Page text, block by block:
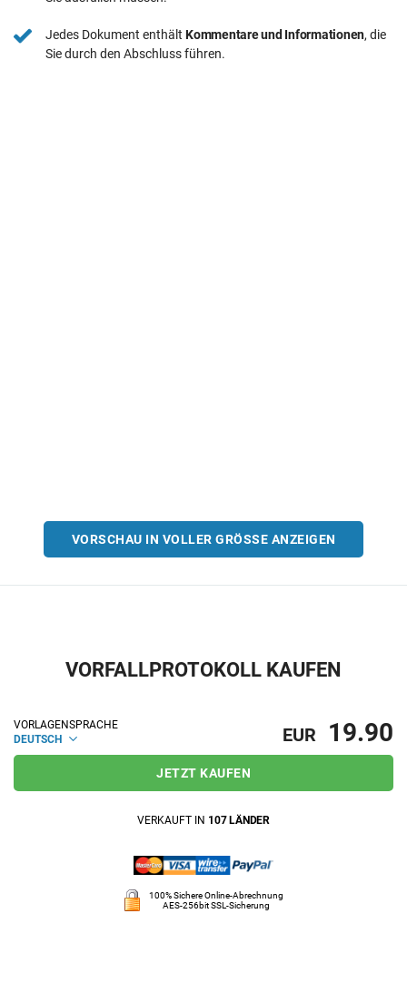
Jedes Dokument enthält Kommentare und Informationen, die
Sie durch den Abschluss führen.
VORSCHAU IN VOLLER GRÖSSE ANZEIGEN
VORFALLPROTOKOLL KAUFEN
VORLAGENSPRACHE
DEUTSCH
EUR 19.90
JETZT KAUFEN
VERKAUFT IN 107 LÄNDER
100% Sichere Online-Abrechnung
AES-256bit SSL-Sicherung